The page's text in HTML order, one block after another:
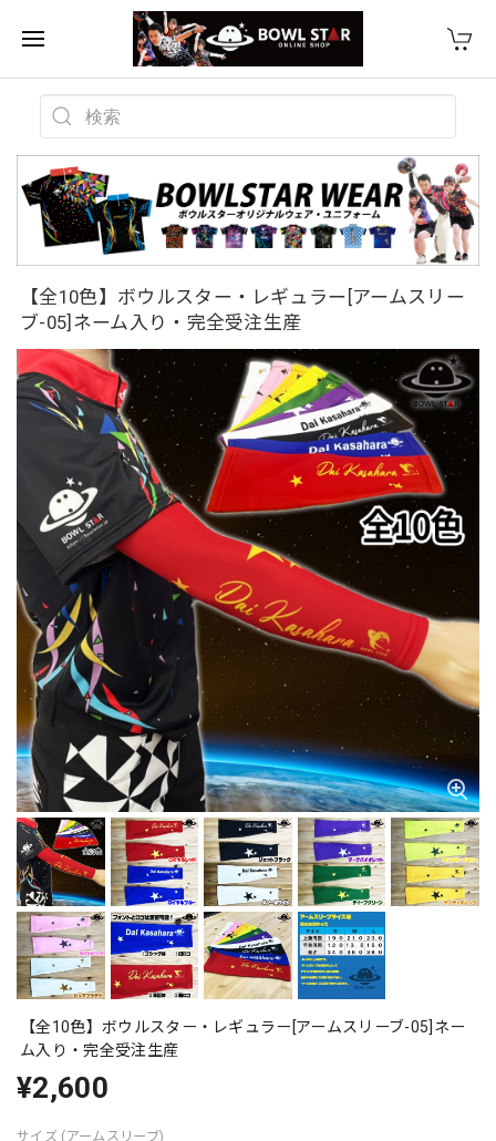
【全10色】ボウルスター・レギュラー[アームスリー
ブ-05]ネーム入り・完全受注生産
【全10色】ボウルスター・レギュラー[アームスリーブ-05]ネー
ム入り・完全受注生産
¥2,600
サイズ (アームスリーブ)